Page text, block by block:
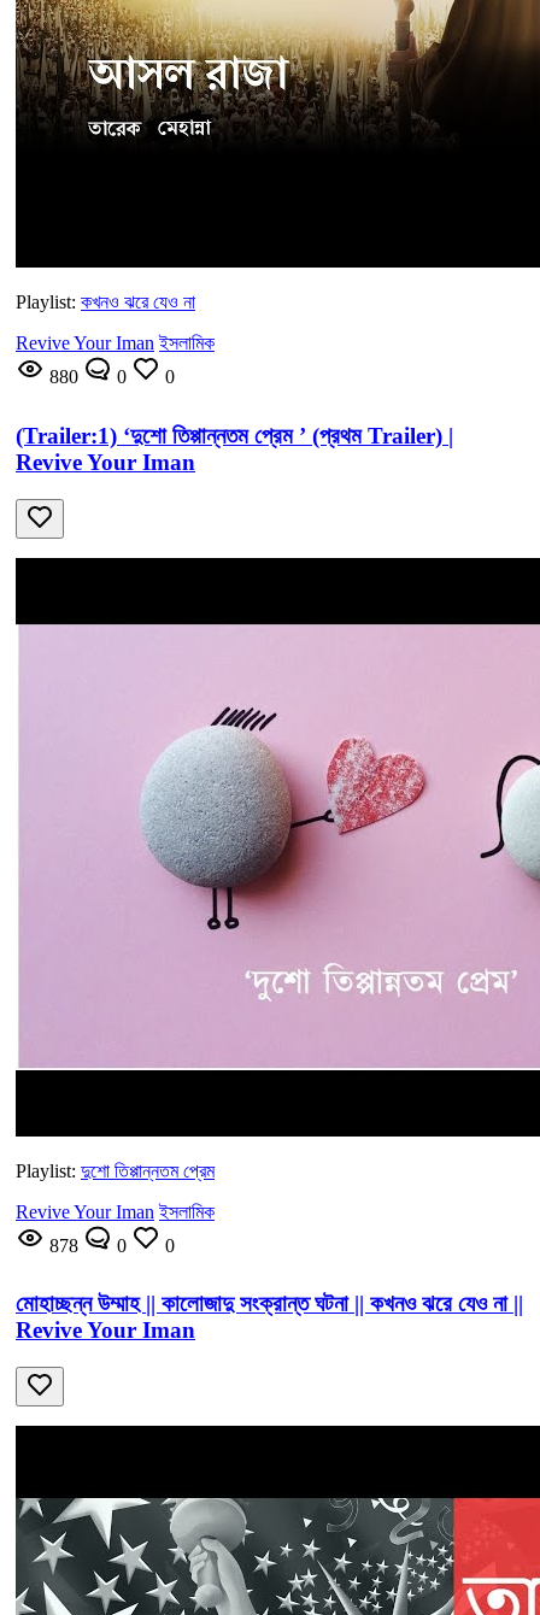
Playlist: কখনও ঝরে যেও না
Revive Your Iman ইসলামিক
880
0 0
(Trailer:1) ‘দুশো তিপ্পান্নতম প্রেম ’ (প্রথম Trailer) |
Revive Your Iman
Playlist: দুশো তিপ্পান্নতম প্রেম
Revive Your Iman ইসলামিক
878
0 0
মোহাচ্ছন্ন উম্মাহ || কালোজাদু সংক্রান্ত ঘটনা || কখনও ঝরে যেও না ||
Revive Your Iman